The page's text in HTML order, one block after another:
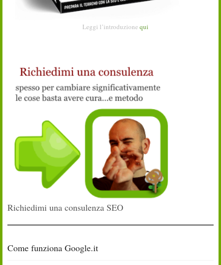
Leggi l’introduzione qui
Richiedimi una consulenza SEO
Come funziona Google.it